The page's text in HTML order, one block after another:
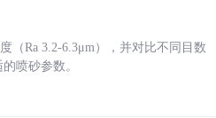
（Ra 3.2-6.3μm），并对比不同目数
喷砂参数。